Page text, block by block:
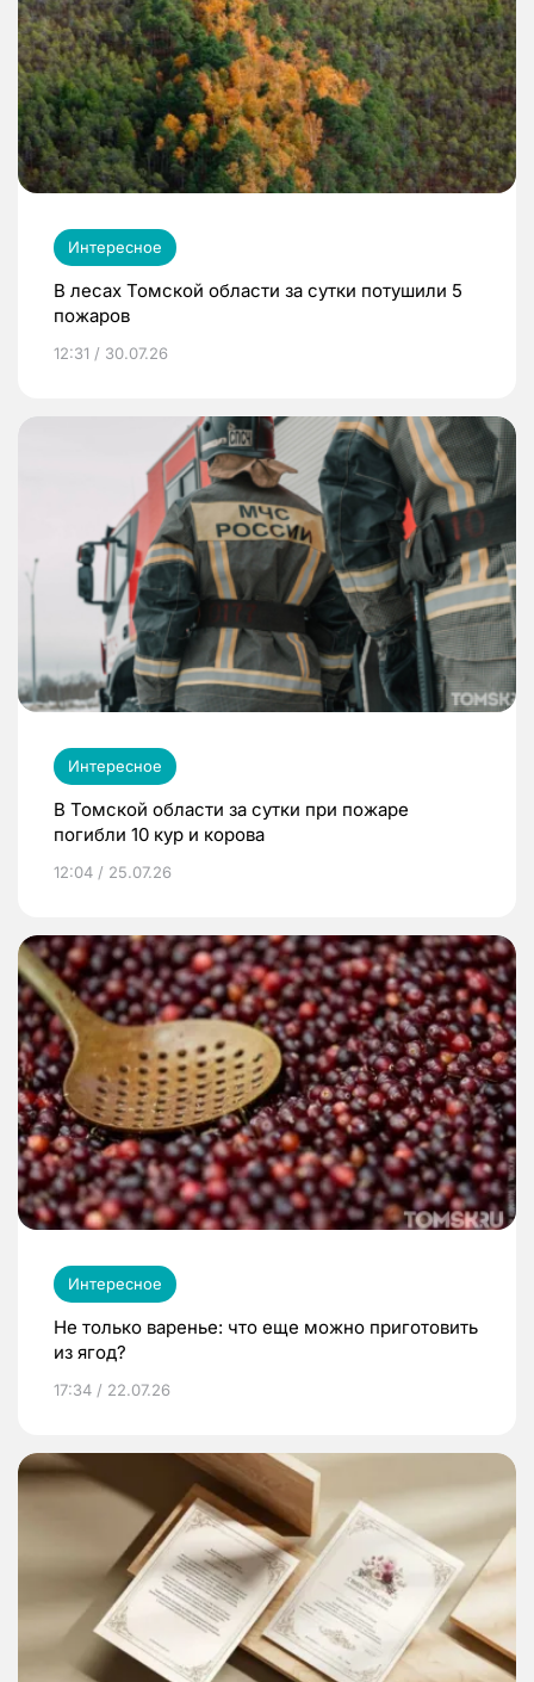
Интересное
В лесах Томской области за сутки потушили 5
пожаров
12:31 / 30.07.26
Интересное
В Томской области за сутки при пожаре
погибли 10 кур и корова
12:04 / 25.07.26
Интересное
Не только варенье: что еще можно приготовить
из ягод?
17:34 / 22.07.26